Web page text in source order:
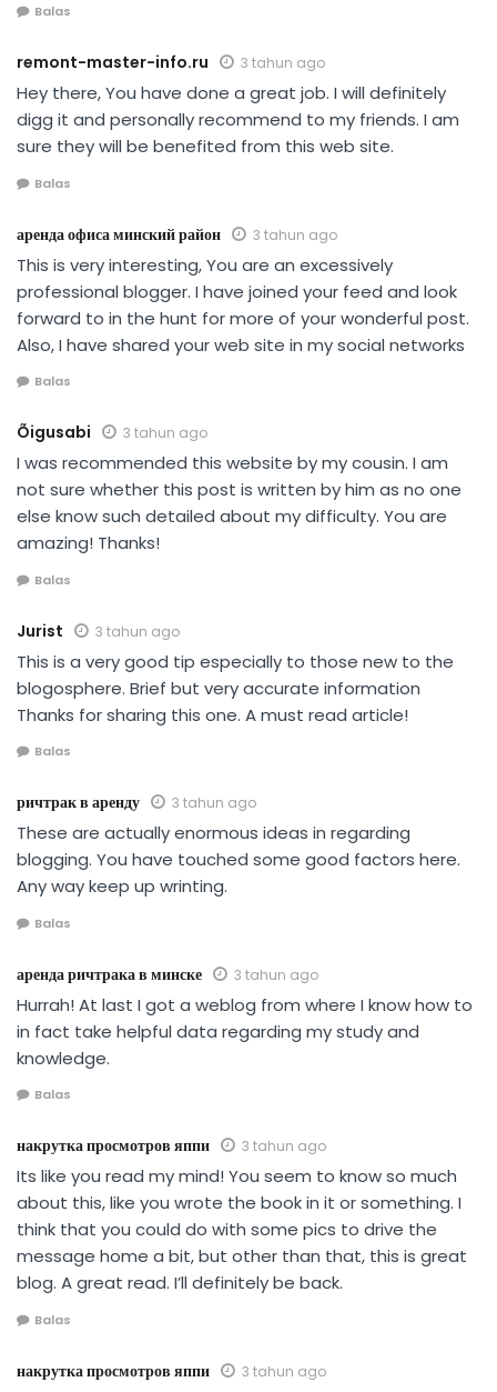
Balas
remont-master-info.ru 3 tahun ago
Hey there, You have done a great job. I will definitely
digg it and personally recommend to my friends. I am
sure they will be benefited from this web site.
Balas
аренда офиса минский район 3 tahun ago
This is very interesting, You are an excessively
professional blogger. I have joined your feed and look
forward to in the hunt for more of your wonderful post.
Also, I have shared your web site in my social networks
Balas
Õigusabi 3 tahun ago
I was recommended this website by my cousin. I am
not sure whether this post is written by him as no one
else know such detailed about my difficulty. You are
amazing! Thanks!
Balas
Jurist 3 tahun ago
This is a very good tip especially to those new to the
blogosphere. Brief but very accurate information
Thanks for sharing this one. A must read article!
Balas
ричтрак в аренду 3 tahun ago
These are actually enormous ideas in regarding
blogging. You have touched some good factors here.
Any way keep up wrinting.
Balas
аренда ричтрака в минске 3 tahun ago
Hurrah! At last I got a weblog from where I know how to
in fact take helpful data regarding my study and
knowledge.
Balas
накрутка просмотров яппи 3 tahun ago
Its like you read my mind! You seem to know so much
about this, like you wrote the book in it or something. I
think that you could do with some pics to drive the
message home a bit, but other than that, this is great
blog. A great read. I’ll definitely be back.
Balas
накрутка просмотров яппи 3 tahun ago